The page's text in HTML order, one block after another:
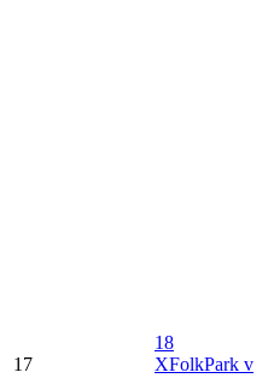
17
18
XFolkPark v